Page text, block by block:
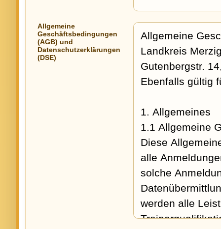
Allgemeine
Geschäftsbedingungen
(AGB) und
Datenschutzerklärungen
(DSE)